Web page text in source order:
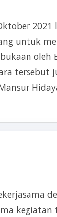
untuk
oleh
tersebut
kegiatan